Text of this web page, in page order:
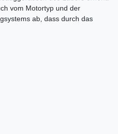
vom Motortyp und der
ab, dass durch das